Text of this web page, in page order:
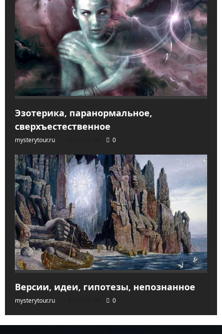
Эзотерика, паранормальное,
сверхъестественное
mysterytour.ru 0
Версии, идеи, гипотезы, непознанное
mysterytour.ru 0